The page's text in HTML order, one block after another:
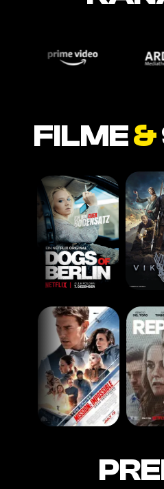
FILME&